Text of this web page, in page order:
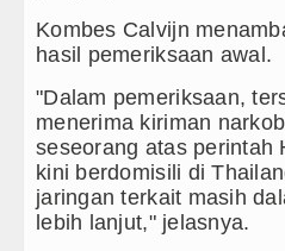
Kombes Calvijn
hasil pemeriksaan awal.
"Dalam pemeriksaan,
menerima kiriman
seseorang atas perintah
kini berdomisili di
jaringan terkait masih
lebih lanjut," jelasnya.